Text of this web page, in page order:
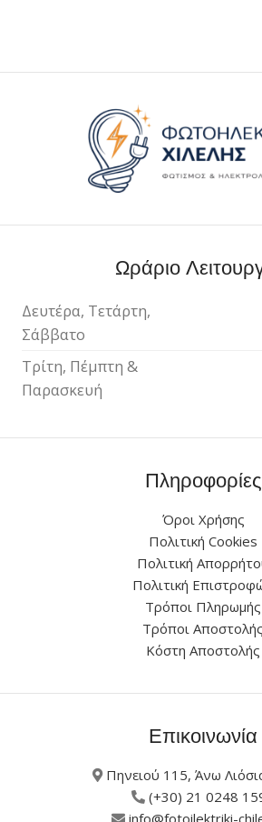
Ωράριο
Δευτέρα, Τετάρτη,
Σάββατο
Τρίτη, Πέμπτη &
Παρασκευή
Πληροφορίες
Όροι Χρήσης
Πολιτική Cookies
Πολιτική
Πολιτική
Τρόποι Πληρωμής
Τρόποι Αποστολής
Κόστη Αποστολής
Επικοινωνία
Πηνειού 115, Άνω
(+30) 21 0248
info@fotoilektriki-